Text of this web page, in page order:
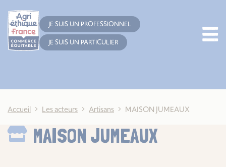
JE SUIS UN PROFESSIONNEL
JE SUIS UN PARTICULIER
Accueil Les acteurs Artisans MAISON JUMEAUX
MAISON JUMEAUX